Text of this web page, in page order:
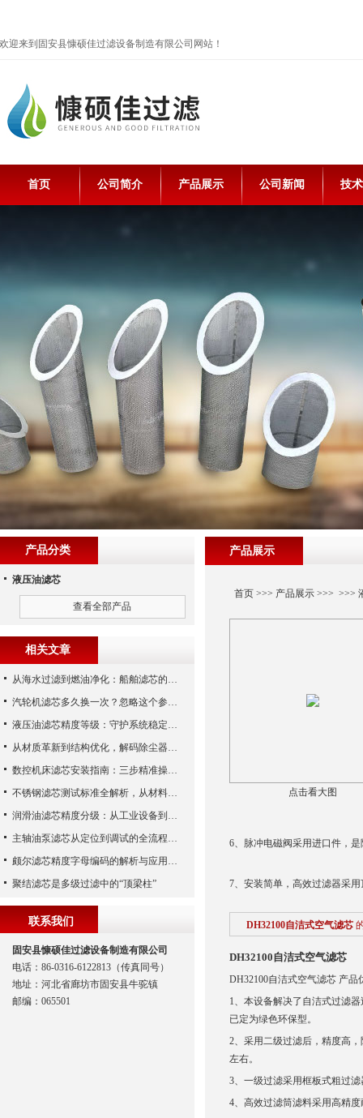
欢迎来到固安县慷硕佳过滤设备制造有限公司网站！
首页 公司简介 产品展示 公司新闻 技
产品展示
首页>>> 产品展示>>> >>>
点击看大图
6、脉冲电磁阀采用进口件，
7、安装简单，高效过滤器采
DH32100自洁式空气滤芯
DH32100自洁式空气滤芯
DH32100自洁式空气滤芯 产品
1、本设备解决了自洁式过滤
已定为绿色环保型。
2、采用二级过滤后，精度高
左右。
3、一级过滤采用框板式粗过
4、高效过滤筒滤料采用高精
产品分类
液压油滤芯
查看全部产品
相关文章
从海水过滤到燃油净化：船舶滤芯的多场景应用解析
汽轮机滤芯多久换一次？忽略这个参数，机组非停损失可能上百万！
液压油滤芯精度等级：守护系统稳定与寿命的“微米标尺”
从材质革新到结构优化，解码除尘器滤芯性能跃升的核心逻辑
数控机床滤芯安装指南：三步精准操作，杜绝设备“亚健康”
不锈钢滤芯测试标准全解析，从材料性能到应用场景的严苛验证
润滑油滤芯精度分级：从工业设备到精密系统的过滤密码
主轴油泵滤芯从定位到调试的全流程解析
颇尔滤芯精度字母编码的解析与应用指南
聚结滤芯是多级过滤中的“顶梁柱”
联系我们
固安县慷硕佳过滤设备制造有限公司
电话：86-0316-6122813（传真同号）
地址：河北省廊坊市固安县牛驼镇
邮编：065501